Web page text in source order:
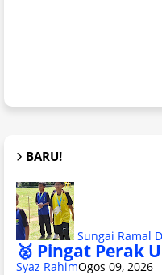
BARU!
Sungai Ramal
🥈 Pingat Perak
Syaz RahimOgos 09, 2026